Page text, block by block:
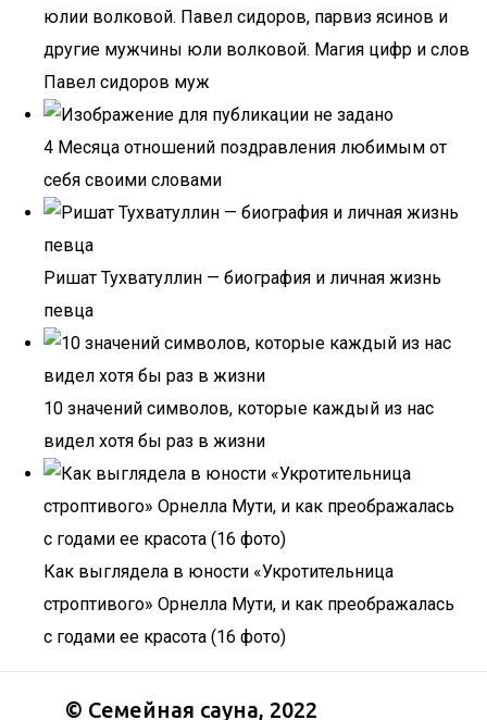
юлии волковой. Павел сидоров, парвиз ясинов и
другие мужчины юли волковой. Магия цифр и слов
Павел сидоров муж
4 Месяца отношений поздравления любимым от
себя своими словами
Ришат Тухватуллин — биография и личная жизнь
певца
10 значений символов, которые каждый из нас
видел хотя бы раз в жизни
Как выглядела в юности «Укротительница
строптивого» Орнелла Мути, и как преображалась
с годами ее красота (16 фото)
© Семейная сауна, 2022